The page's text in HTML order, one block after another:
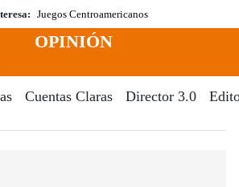
Juegos Centroamericanos
OPINIÓN
Cuentas Claras Director 3.0